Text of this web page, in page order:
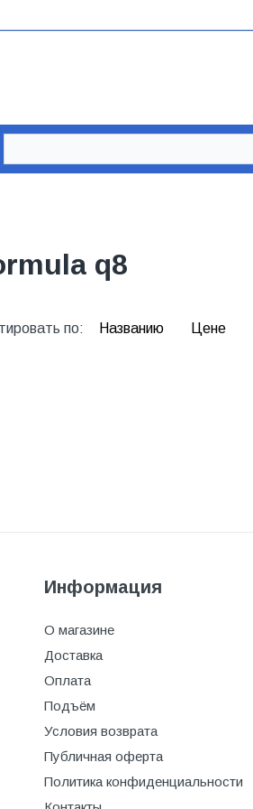
q8
по: Названию Цене
Информация
О магазине
Доставка
Оплата
Подъём
Условия возврата
Публичная оферта
Политика конфиденциальности